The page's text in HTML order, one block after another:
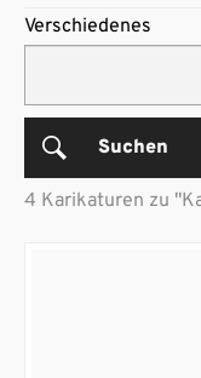
Verschiedenes
Suchen
4 Karikaturen zu